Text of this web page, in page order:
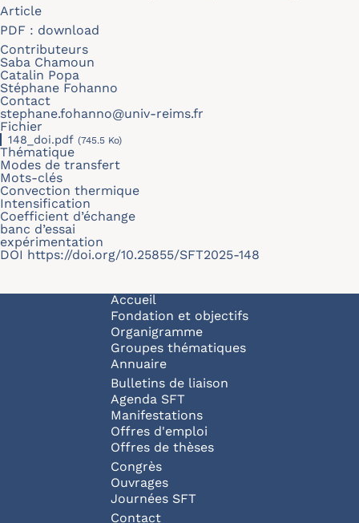
Article
PDF : download
Contributeurs
Saba Chamoun
Catalin Popa
Stéphane Fohanno
Contact
stephane.fohanno@univ-reims.fr
Fichier
148_doi.pdf (745.5 Ko)
Thématique
Modes de transfert
Mots-clés
Convection thermique
Intensification
Coefficient d’échange
banc d’essai
expérimentation
DOI https://doi.org/10.25855/SFT2025-148
Navigation principale
Accueil
Fondation et objectifs
Organigramme
Groupes thématiques
Annuaire
Bulletins de liaison
Agenda SFT
Manifestations
Offres d'emploi
Offres de thèses
Congrès
Ouvrages
Journées SFT
Contact